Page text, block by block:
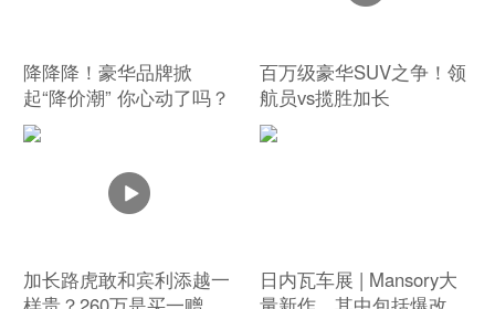
降降降！豪华品牌掀
起“降价潮” 你心动了吗？
百万级豪华SUV之争！领
航员vs揽胜加长
加长路虎敢和宾利添越一
日内瓦车展 | Mansory大